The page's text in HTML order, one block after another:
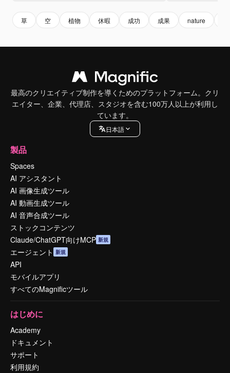
草 空 植物 休暇 成功 成果 nature
最高のクリエイティブ制作を導くためのプラットフォーム。クリ
エイター、企業、代理店、スタジオを含む100万人以上が利用し
ています。
日本語
製品
Spaces
AI アシスタント
AI 画像生成ツール
AI 動画生成ツール
AI 音声合成ツール
ストックコンテンツ
Claude/ChatGPT向けMCP 新規
エージェント 新規
API
モバイルアプリ
すべてのMagnificツール
はじめに
Academy
ドキュメント
サポート
利用規約